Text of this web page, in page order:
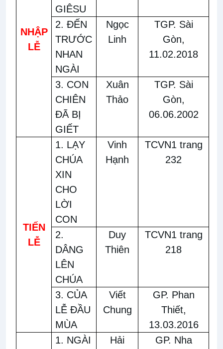
NHẬP
LỄ
GIÊSU
2. ĐẾN
TRƯỚC
NHAN
NGÀI
Ngọc
Linh
TGP. Sài
Gòn,
11.02.2018
3. CON
CHIÊN
ĐÃ BỊ
GIẾT
Xuân
Thảo
TGP. Sài
Gòn,
06.06.2002
TIẾN
LỄ
1. LẠY
CHÚA
XIN
CHO
LỜI
CON
Vinh
Hạnh
TCVN1 trang
232
2.
DÂNG
LÊN
CHÚA
Duy
Thiên
TCVN1 trang
218
3. CỦA
LỄ ĐẦU
MÙA
Viết
Chung
GP. Phan
Thiết,
13.03.2016
1. NGÀI
Hải
GP. Nha